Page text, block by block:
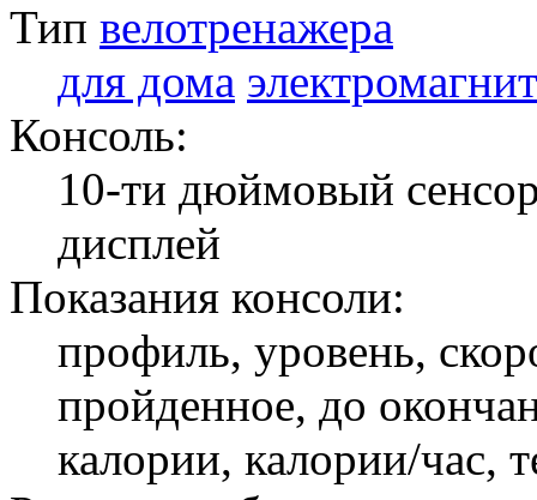
Тип велотренажера
для дома
Консоль:
10-ти дюймовый
дисплей
Показания консоли:
профиль, уровень,
пройденное, до
калории, калории/час,